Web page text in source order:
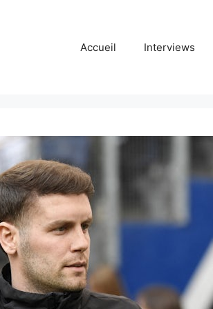
Accueil Interviews